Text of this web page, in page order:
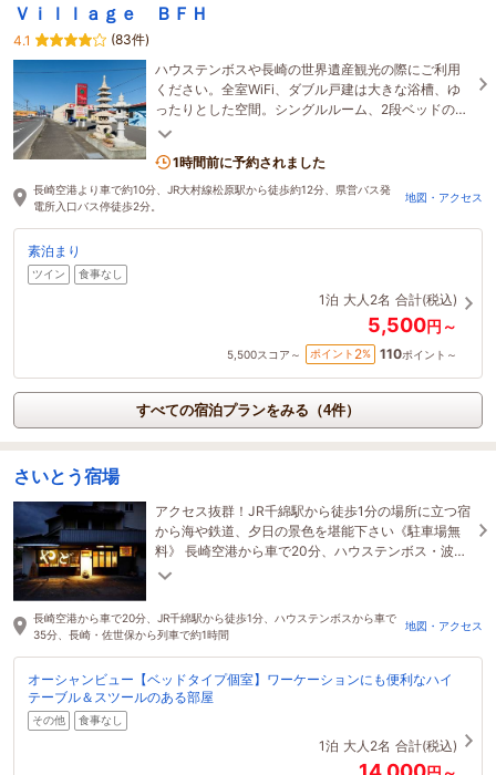
Ｖｉｌｌａｇｅ ＢＦＨ
4.1
(83件)
ハウステンボスや長崎の世界遺産観光の際にご利用
ください。全室WiFi、ダブル戸建は大きな浴槽、ゆ
ったりとした空間。シングルルーム、2段ベッドのク
ワッドルーム（4人部屋）、リモートワークスペース
1時間前に予約されました
長崎空港より車で約10分、JR大村線松原駅から徒歩約12分、県営バス発
電所入口バス停徒歩2分。
地図・アクセス
素泊まり
ツイン 食事なし
1泊 大人2名 合計(税込)
5,500円～
5,500スコア～ ポイント 2% 110ポイント～
すべての宿泊プランをみる（4件）
さいとう宿場
アクセス抜群！JR千綿駅から徒歩1分の場所に立つ宿
から海や鉄道、夕日の景色を堪能下さい《駐車場無
料》 長崎空港から車で20分、ハウステンボス・波佐
見へ車で35分、新幹線「新大村駅」から列車で15分
長崎空港から車で20分、JR千綿駅から徒歩1分、ハウステンボスから車で
35分、長崎・佐世保から列車で約1時間
地図・アクセス
オーシャンビュー【ベッドタイプ個室】ワーケーションにも便利なハイ
テーブル＆スツールのある部屋
その他 食事なし
1泊 大人2名 合計(税込)